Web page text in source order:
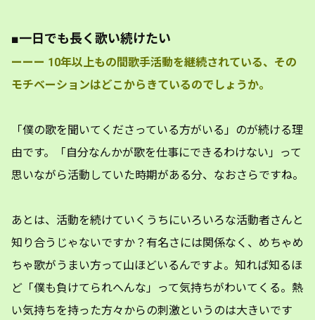
■一日でも長く歌い続けたい
ーーー 10年以上もの間歌手活動を継続されている、その
モチベーションはどこからきているのでしょうか。
「僕の歌を聞いてくださっている方がいる」のが続ける理
由です。「自分なんかが歌を仕事にできるわけない」って
思いながら活動していた時期がある分、なおさらですね。
あとは、活動を続けていくうちにいろいろな活動者さんと
知り合うじゃないですか？有名さには関係なく、めちゃめ
ちゃ歌がうまい方って山ほどいるんですよ。知れば知るほ
ど「僕も負けてられへんな」って気持ちがわいてくる。熱
い気持ちを持った方々からの刺激というのは大きいです